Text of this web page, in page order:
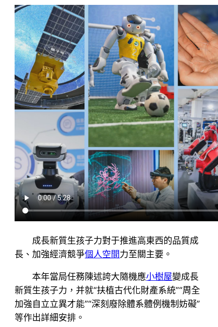
成長新質生孩子力對于推進高東西的品質成
長、加強經濟競爭個人空間力至關主要。
本年當局任務陳述誇大隨機應小樹屋變成長
新質生孩子力，并就“扶植古代化財產系統”“周全
加強自立立異才能”“深刻廢除體系體例機制妨礙”
等作出詳細安排。